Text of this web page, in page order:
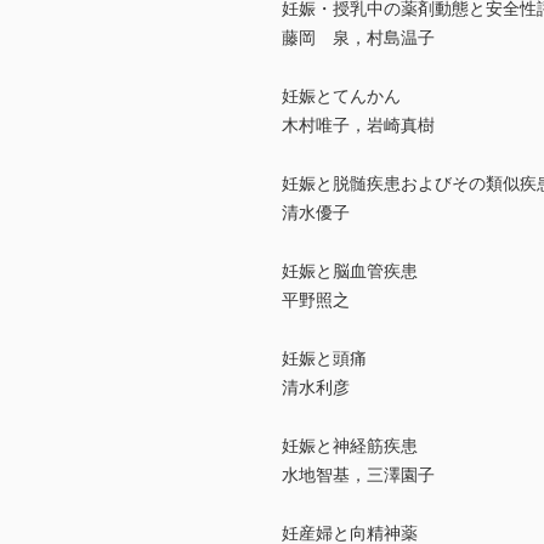
妊娠・授乳中の薬剤動態と安全性
藤岡 泉，村島温子
妊娠とてんかん
木村唯子，岩崎真樹
妊娠と脱髄疾患およびその類似疾
清水優子
妊娠と脳血管疾患
平野照之
妊娠と頭痛
清水利彦
妊娠と神経筋疾患
水地智基，三澤園子
妊産婦と向精神薬